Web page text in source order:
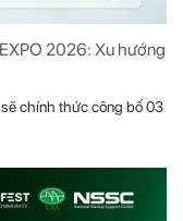
2026: Xu hướng
chính thức công bố 03